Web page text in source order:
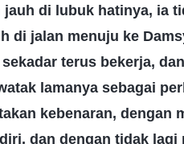
di lubuk hatinya, ia
di jalan menuju ke
terus bekerja,
lamanya sebagai
kebenaran, dengan
dan dengan tidak